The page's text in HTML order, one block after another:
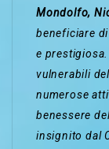
Mondolfo,
beneficiare
e prestigiosa.
vulnerabili
numerose
benessere
insignito dal